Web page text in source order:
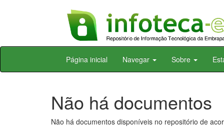
Skip
Página inicial Navegar Sobre
Não há documentos
Não há documentos disponíveis no repositório de